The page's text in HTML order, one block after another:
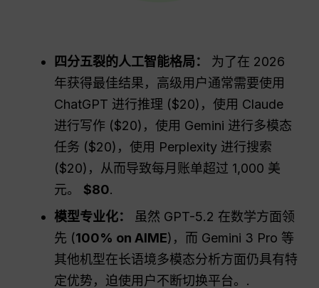
四分五裂的人工智能格局：
为了在 2026
年获得最佳结果，高级用户通常需要使用
ChatGPT 进行推理 ($20)，使用 Claude
进行写作 ($20)，使用 Gemini 进行多模态
任务 ($20)，使用 Perplexity 进行搜索
($20)，从而导致每月账单超过 1,000 美
元。$80.
模型专业化：
虽然 GPT-5.2 在数学方面领
先 (100% on AIME)，而 Gemini 3 Pro 等
其他机型在长语境多模态分析方面仍具有特
定优势，迫使用户不断切换平台。.